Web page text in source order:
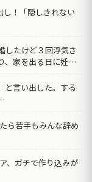
し！「隠しきれない
したけど３回浮気さ
、家を出る日に妊娠
と言い出した。する
ら若手もみんな辞め
、ガチで作り込みが